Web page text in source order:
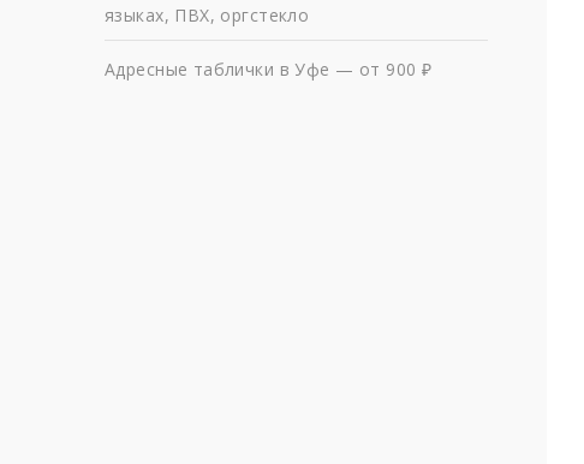
языках, ПВХ, оргстекло
Адресные таблички в Уфе — от 900 ₽